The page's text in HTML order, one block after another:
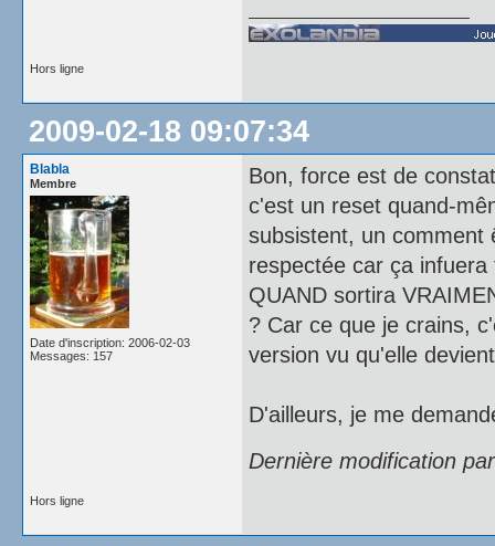
Hors ligne
2009-02-18 09:07:34
Blabla
Membre
Date d'inscription: 2006-02-03
Messages: 157
Bon, force est de
c'est un reset quand-
subsistent, un comment
respectée car ça
QUAND sortira
? Car ce que je crains,
version vu qu'elle
D'ailleurs, je me
Dernière modification
Hors ligne